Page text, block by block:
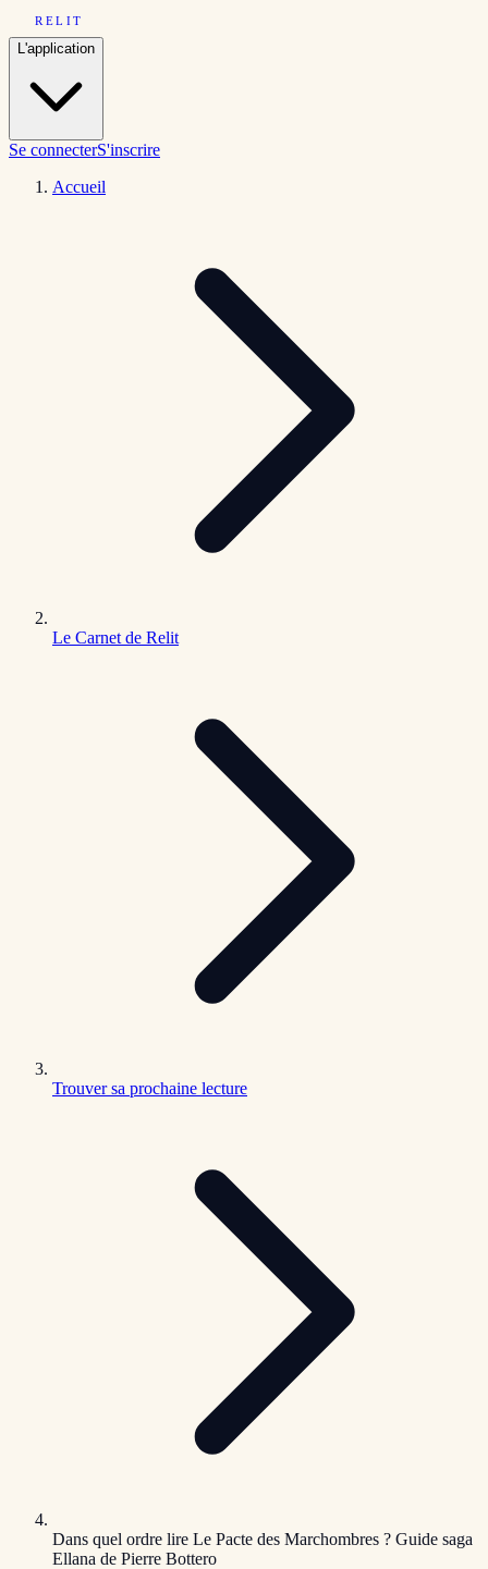
RELIT
L'application
Se connecterS'inscrire
Accueil
Le Carnet de Relit
Trouver sa prochaine lecture
Dans quel ordre lire Le Pacte des Marchombres ? Guide saga
Ellana de Pierre Bottero